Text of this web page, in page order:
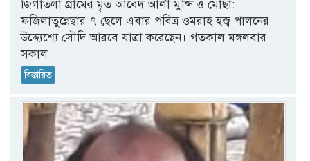
জিগাতলা গ্রামের মৃত আবেদ আলী মুন্সি ও মোছা:
ফজিলাতুন্নেছার ৭ ছেলে এবার পবিত্র ওমরাহ হজ্ব পালনের
উদ্দ্যেশ্যে সৌদি আরবে যাত্রা করেছেন। গতকাল মঙ্গলবার
সকাল
বিস্তারিত